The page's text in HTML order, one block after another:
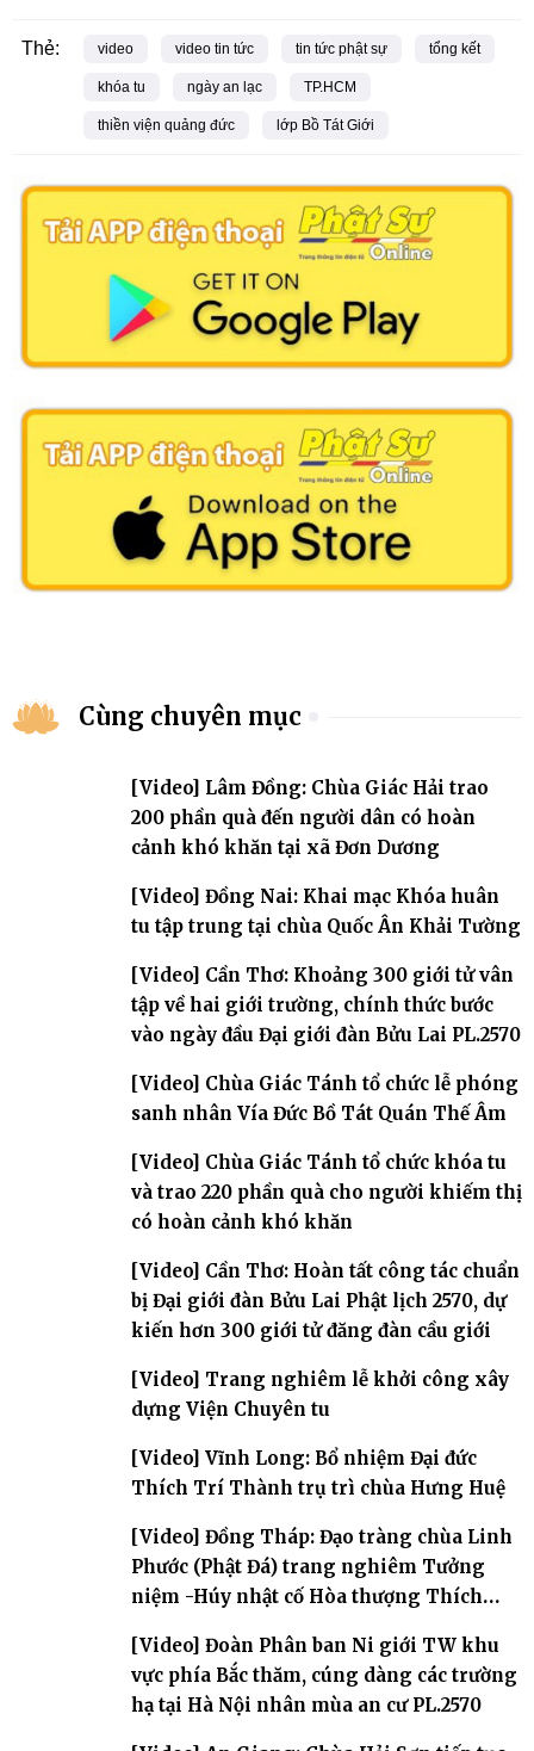
Thẻ: video video tin tức tin tức phật sự tổng kết
khóa tu ngày an lạc TP.HCM
thiền viện quảng đức lớp Bồ Tát Giới
Cùng chuyên mục
[Video] Lâm Đồng: Chùa Giác Hải trao
200 phần quà đến người dân có hoàn
cảnh khó khăn tại xã Đơn Dương
[Video] Đồng Nai: Khai mạc Khóa huân
tu tập trung tại chùa Quốc Ân Khải Tường
[Video] Cần Thơ: Khoảng 300 giới tử vân
tập về hai giới trường, chính thức bước
vào ngày đầu Đại giới đàn Bửu Lai PL.2570
[Video] Chùa Giác Tánh tổ chức lễ phóng
sanh nhân Vía Đức Bồ Tát Quán Thế Âm
[Video] Chùa Giác Tánh tổ chức khóa tu
và trao 220 phần quà cho người khiếm thị
có hoàn cảnh khó khăn
[Video] Cần Thơ: Hoàn tất công tác chuẩn
bị Đại giới đàn Bửu Lai Phật lịch 2570, dự
kiến hơn 300 giới tử đăng đàn cầu giới
[Video] Trang nghiêm lễ khởi công xây
dựng Viện Chuyên tu
[Video] Vĩnh Long: Bổ nhiệm Đại đức
Thích Trí Thành trụ trì chùa Hưng Huệ
[Video] Đồng Tháp: Đạo tràng chùa Linh
Phước (Phật Đá) trang nghiêm Tưởng
niệm -Húy nhật cố Hòa thượng Thích
[Video] Đoàn Phân ban Ni giới TW khu
vực phía Bắc thăm, cúng dàng các trường
hạ tại Hà Nội nhân mùa an cư PL.2570